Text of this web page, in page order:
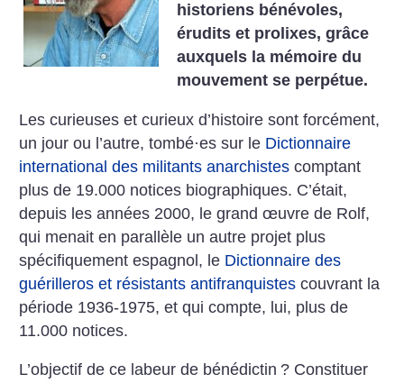
historiens bénévoles,
érudits et prolixes, grâce
auxquels la mémoire du
mouvement se perpétue.
Les curieuses et curieux d’histoire sont forcément,
un jour ou l’autre, tombé·es sur le Dictionnaire
inter­national des militants anarchistes comptant
plus de 19.000 notices biographiques. C’était,
depuis les années 2000, le grand œuvre de Rolf,
qui menait en parallèle un autre projet plus
spécifiquement espagnol, le Dictionnaire des
guérilleros et résistants antifranquistes couvrant la
période 1936-1975, et qui compte, lui, plus de
11.000 notices.
L’objectif de ce labeur de bénédictin ? Constituer